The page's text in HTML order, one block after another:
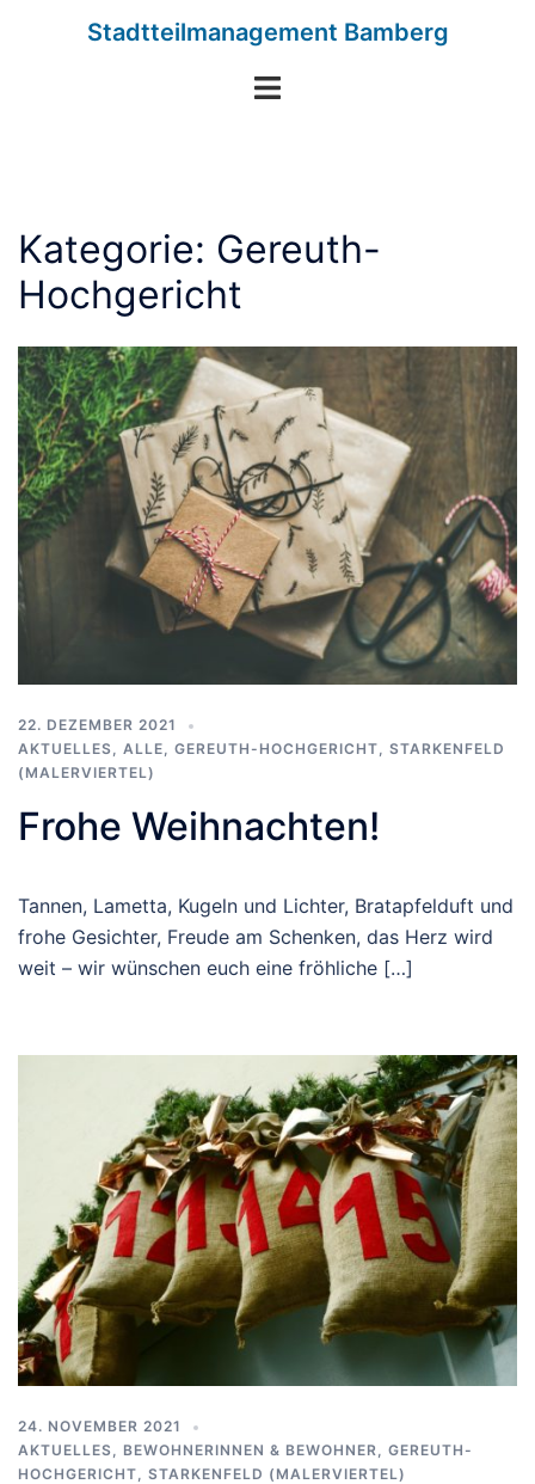
Stadtteilmanagement Bamberg
Menü
Kategorie: Gereuth-
Hochgericht
22. DEZEMBER 2021
AKTUELLES, ALLE, GEREUTH-HOCHGERICHT, STARKENFELD
(MALERVIERTEL)
Frohe Weihnachten!
Tannen, Lametta, Kugeln und Lichter, Bratapfelduft und
frohe Gesichter, Freude am Schenken, das Herz wird
weit – wir wünschen euch eine fröhliche […]
24. NOVEMBER 2021
AKTUELLES
BEWOHNERINNEN & BEWOHNER
GEREUTH-
HOCHGERICHT
STARKENFELD (MALERVIERTEL)